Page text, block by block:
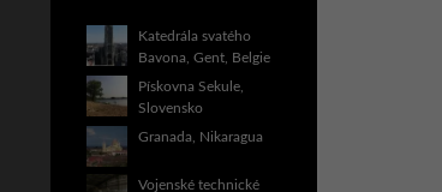
Katedrála svatého
Bavona, Gent, Belgie
Pískovna Sekule,
Slovensko
Granada, Nikaragua
Vojenské technické